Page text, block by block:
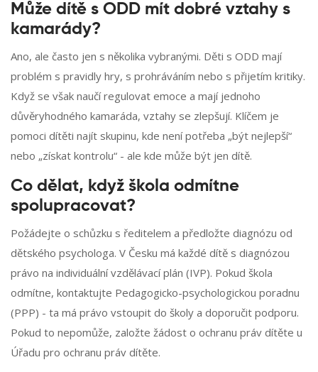
Může dítě s ODD mít dobré vztahy s
kamarády?
Ano, ale často jen s několika vybranými. Děti s ODD mají
problém s pravidly hry, s prohráváním nebo s přijetím kritiky.
Když se však naučí regulovat emoce a mají jednoho
důvěryhodného kamaráda, vztahy se zlepšují. Klíčem je
pomoci dítěti najít skupinu, kde není potřeba „být nejlepší“
nebo „získat kontrolu“ - ale kde může být jen dítě.
Co dělat, když škola odmítne
spolupracovat?
Požádejte o schůzku s ředitelem a předložte diagnózu od
dětského psychologa. V Česku má každé dítě s diagnózou
právo na individuální vzdělávací plán (IVP). Pokud škola
odmítne, kontaktujte Pedagogicko-psychologickou poradnu
(PPP) - ta má právo vstoupit do školy a doporučit podporu.
Pokud to nepomůže, založte žádost o ochranu práv dítěte u
Úřadu pro ochranu práv dítěte.